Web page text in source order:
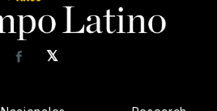
𝕏
Facebook